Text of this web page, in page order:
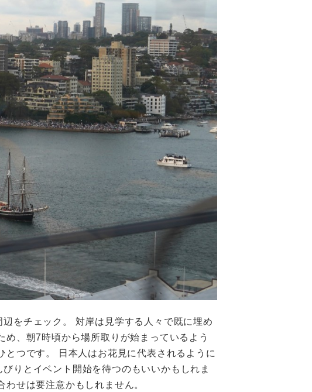
をチェック。 対岸は見学する人々で既に埋め
、朝7時頃から場所取りが始まっているよう
つです。 日本人はお花見に代表されるように
りとイベント開始を待つのもいいかもしれま
せは要注意かもしれません。